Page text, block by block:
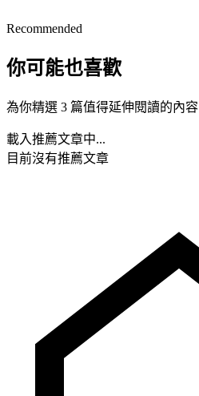
Recommended
你可能也喜歡
為你精選 3 篇值得延伸閱讀的內容
載入推薦文章中...
目前沒有推薦文章